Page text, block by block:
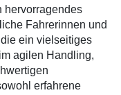
hervorragendes
Fahrerinnen und
ein vielseitiges
agilen Handling,
erfahrene